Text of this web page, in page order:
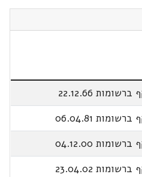
22.12.66
06.04.81
04.12.00
23.04.02